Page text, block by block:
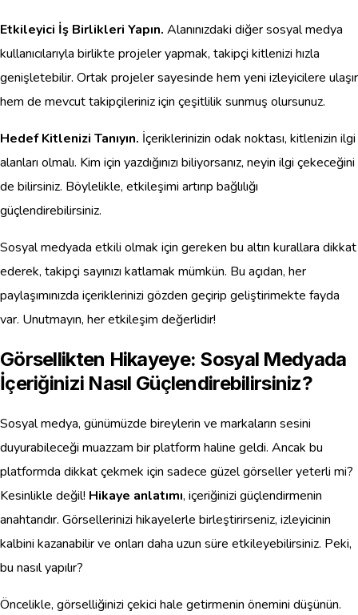
Etkileyici İş Birlikleri Yapın. Alanınızdaki diğer sosyal medya
kullanıcılarıyla birlikte projeler yapmak, takipçi kitlenizi hızla
genişletebilir. Ortak projeler sayesinde hem yeni izleyicilere ulaşır
hem de mevcut takipçileriniz için çeşitlilik sunmuş olursunuz.
Hedef Kitlenizi Tanıyın. İçeriklerinizin odak noktası, kitlenizin ilgi
alanları olmalı. Kim için yazdığınızı biliyorsanız, neyin ilgi çekeceğini
de bilirsiniz. Böylelikle, etkileşimi artırıp bağlılığı
güçlendirebilirsiniz.
Sosyal medyada etkili olmak için gereken bu altın kurallara dikkat
ederek, takipçi sayınızı katlamak mümkün. Bu açıdan, her
paylaşımınızda içeriklerinizi gözden geçirip geliştirimekte fayda
var. Unutmayın, her etkileşim değerlidir!
Görsellikten Hikayeye: Sosyal Medyada
İçeriğinizi Nasıl Güçlendirebilirsiniz?
Sosyal medya, günümüzde bireylerin ve markaların sesini
duyurabileceği muazzam bir platform haline geldi. Ancak bu
platformda dikkat çekmek için sadece güzel görseller yeterli mi?
Kesinlikle değil! Hikaye anlatımı, içeriğinizi güçlendirmenin
anahtarıdır. Görsellerinizi hikayelerle birleştirirseniz, izleyicinin
kalbini kazanabilir ve onları daha uzun süre etkileyebilirsiniz. Peki,
bu nasıl yapılır?
Öncelikle, görselliğinizi çekici hale getirmenin önemini düşünün.